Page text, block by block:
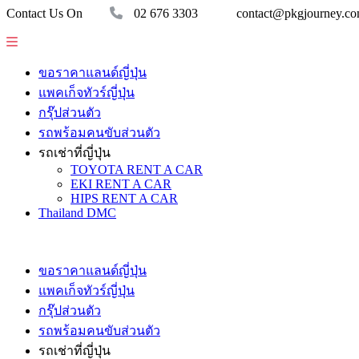
Contact Us On 02 676 3303
ขอราคาแลนด์ญี่ปุ่น
แพคเก็จทัวร์ญี่ปุ่น
กรุ๊ปส่วนตัว
รถพร้อมคนขับส่วนตัว
รถเช่าที่ญี่ปุ่น
TOYOTA RENT A CAR
EKI RENT A CAR
HIPS RENT A CAR
Thailand DMC
ขอราคาแลนด์ญี่ปุ่น
แพคเก็จทัวร์ญี่ปุ่น
กรุ๊ปส่วนตัว
รถพร้อมคนขับส่วนตัว
รถเช่าที่ญี่ปุ่น